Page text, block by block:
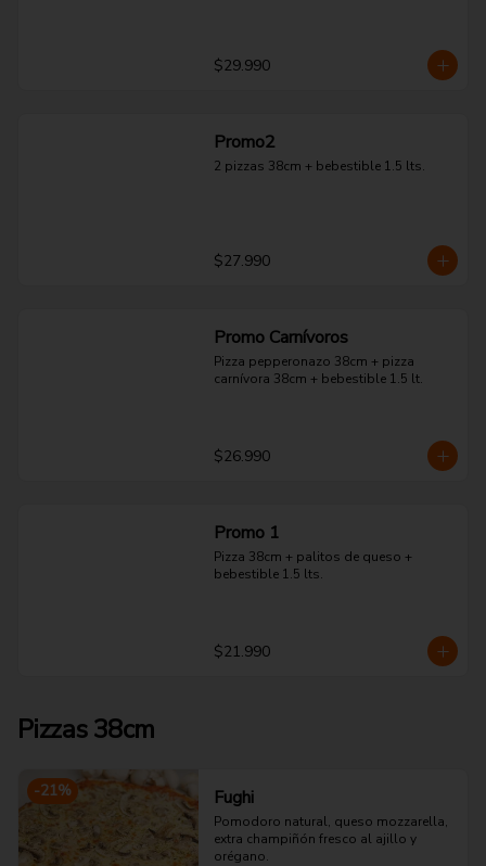
$29.990
Promo2
2 pizzas 38cm + bebestible 1.5 lts.
$27.990
Promo Carnívoros
Pizza pepperonazo 38cm + pizza
carnívora 38cm + bebestible 1.5 lt.
$26.990
Promo 1
Pizza 38cm + palitos de queso +
bebestible 1.5 lts.
$21.990
Pizzas 38cm
-21% Fughi
Pomodoro natural, queso mozzarella,
extra champiñón fresco al ajillo y
orégano.